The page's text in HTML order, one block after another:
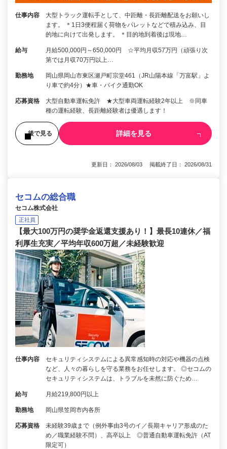
仕事内容
大型トラック運転手として、中距離・長距離配送をお願いし
ます。 ＊1日3便程届く荷物をパレットなどで積み込み、目
的地に向けて出発します。 ＊目的地到着後は現地…
給与
月給500,000円～650,000円 ☆平均月収57万円（頑張り次
第では月収70万円以上…
勤務地
岡山県岡山市東区瀬戸町宗堂461（JR山陽本線「万富駅」よ
り車で約4分）★車・バイク通勤OK
応募資格
大型自動車運転免許 ★大型車両運転経験2年以上 ※同車
種の運転経験、長距離経験者は優遇します！
後で見る 詳細を見る
更新日： 2026/08/03 掲載終了日： 2026/08/31
セコムの総合職
セコム株式会社
正社員
【最大100万円の奨学金返還支援あり！】最長10連休／福
利厚生充実／平均年収600万超／未経験歓迎
仕事内容
セキュリティシステムによる異常感知時の対応や機器の点検
など、人々の暮らしを守る業務をお任せします。 ◎セコムの
セキュリティシステムは、トラブルを未然に防ぐため…
給与 月給219,800円以上
勤務地 岡山県笠岡市内各所
応募資格
未経験39歳まで（例外事由3号のイ／長期キャリア形成のた
め／職業経験不問）、高卒以上 ◎普通自動車運転免許（AT
限定可）